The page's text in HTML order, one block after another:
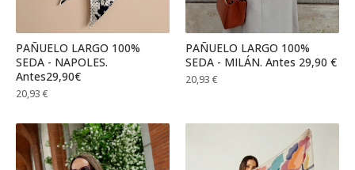
PAÑUELO LARGO 100%
SEDA - NAPOLES.
Antes29,90€
20,93 €
PAÑUELO LARGO 100%
SEDA - MILÁN. Antes 29,90 €
20,93 €